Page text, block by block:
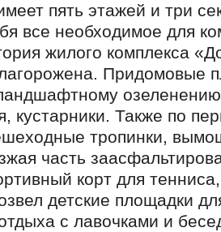
пять этажей и три
все необходимое для
жилого комплекса
Придомовые
кустарники. Также по
тропинки,
часть
корт для
детские площадки
с лавочками и